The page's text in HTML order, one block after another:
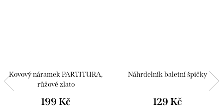
Kovový náramek PARTITURA,
růžové zlato
199 Kč
Náhrdelník baletní špičky
129 Kč